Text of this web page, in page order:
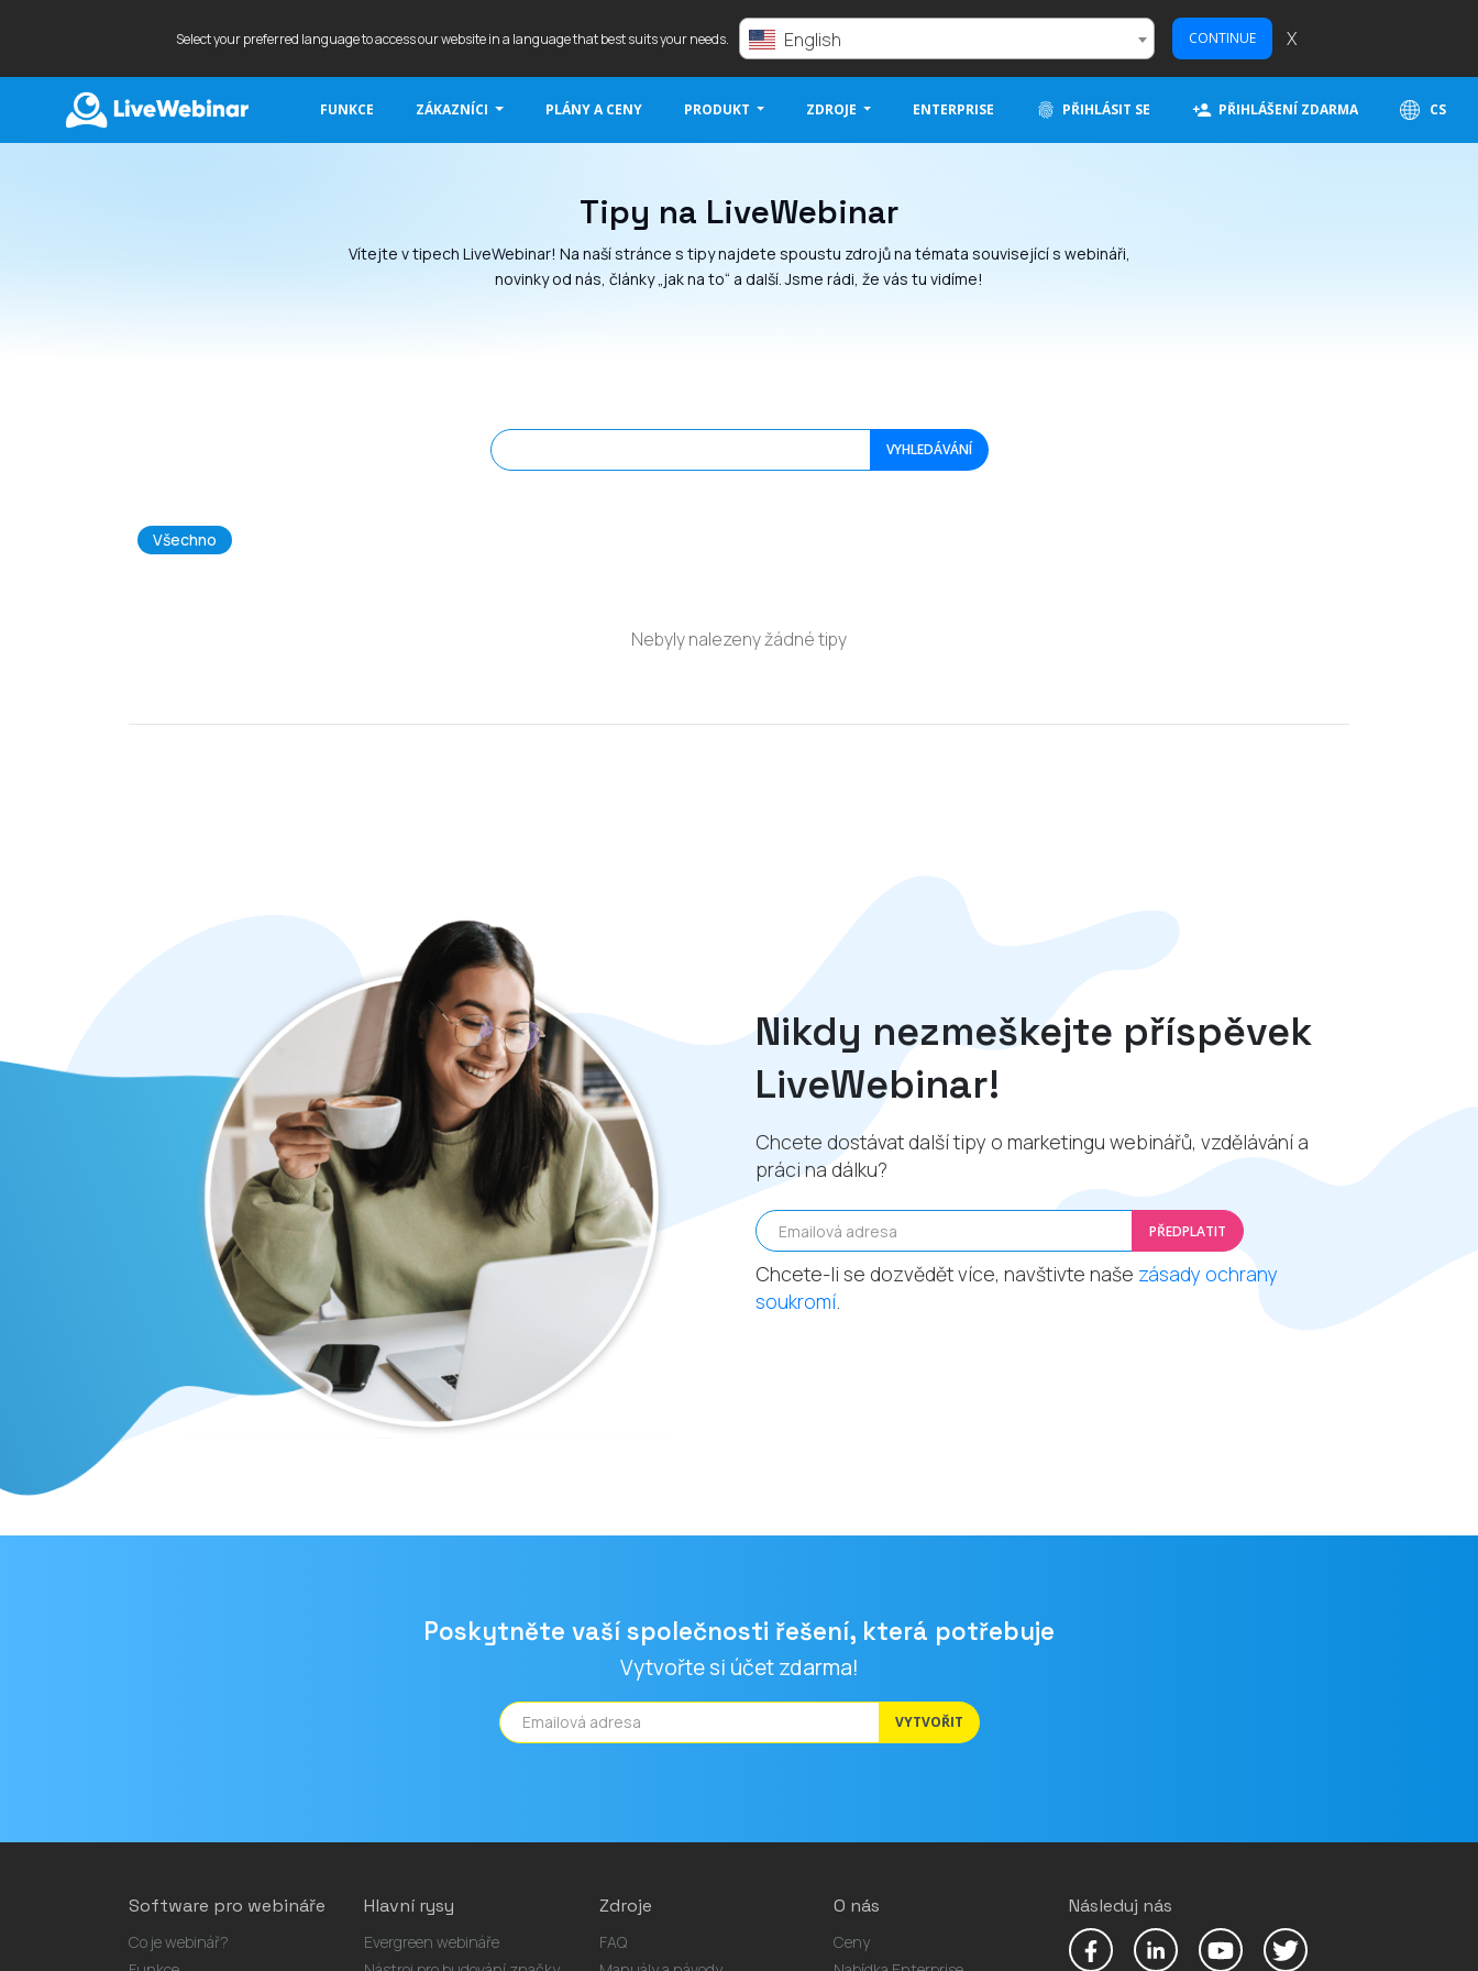
Select your preferred language to access our website in a language that best suits your needs. English CONTINUE X
FUNKCE ZÁKAZNÍCI PLÁNY A CENY PRODUKT ZDROJE ENTERPRISE PŘIHLÁSIT SE PŘIHLÁŠENÍ ZDARMA CS
Tipy na LiveWebinar
Vítejte v tipech LiveWebinar! Na naší stránce s tipy najdete spoustu zdrojů na témata související s webináři,
novinky od nás, články „jak na to“ a další. Jsme rádi, že vás tu vidíme!
VYHLEDÁVÁNÍ
Všechno
Nebyly nalezeny žádné tipy
Nikdy nezmeškejte příspěvek
LiveWebinar!
Chcete dostávat další tipy o marketingu webinářů, vzdělávání a
práci na dálku?
Emailová adresa PŘEDPLATIT
Chcete-li se dozvědět více, navštivte naše zásady ochrany
soukromí.
Poskytněte vaší společnosti řešení, která potřebuje
Vytvořte si účet zdarma!
VYTVOŘIT
Software pro webináře
Co je webinář?
Hlavní rysy
Evergreen webináře
Zdroje
FAQ
O nás
Ceny
Následuj nás